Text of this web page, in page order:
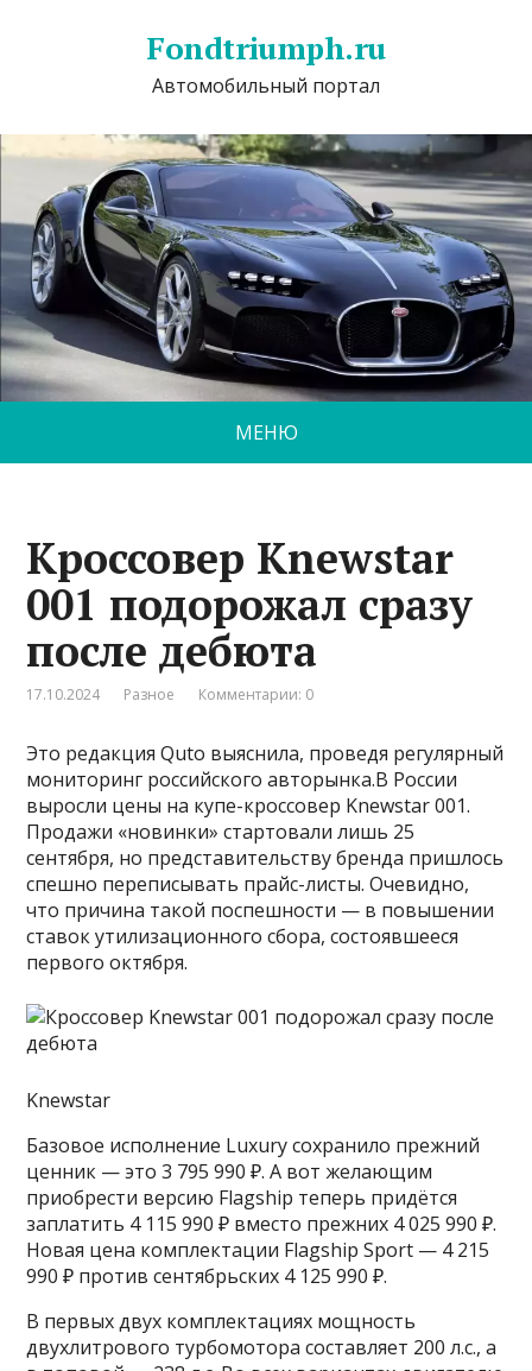
Fondtriumph.ru
Автомобильный портал
МЕНЮ
Кроссовер Knewstar
001 подорожал сразу
после дебюта
17.10.2024 Разное Комментарии: 0
Это редакция Quto выяснила, проведя регулярный
мониторинг российского авторынка.В России
выросли цены на купе-кроссовер Knewstar 001.
Продажи «новинки» стартовали лишь 25
сентября, но представительству бренда пришлось
спешно переписывать прайс-листы. Очевидно,
что причина такой поспешности — в повышении
ставок утилизационного сбора, состоявшееся
первого октября.
Knewstar
Базовое исполнение Luxury сохранило прежний
ценник — это 3 795 990 ₽. А вот желающим
приобрести версию Flagship теперь придётся
заплатить 4 115 990 ₽ вместо прежних 4 025 990 ₽.
Новая цена комплектации Flagship Sport — 4 215
990 ₽ против сентябрьских 4 125 990 ₽.
В первых двух комплектациях мощность
двухлитрового турбомотора составляет 200 л.с., а